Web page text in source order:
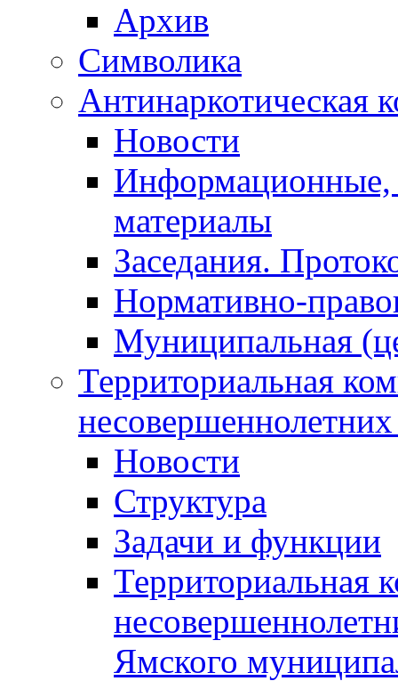
Архив
Символика
Антинаркотическая
Новости
Информационные,
материалы
Заседания.
Нормативно-
Муниципальная
Территориальная
Новости
Структура
Задачи и функции
Территориальная
Ямского